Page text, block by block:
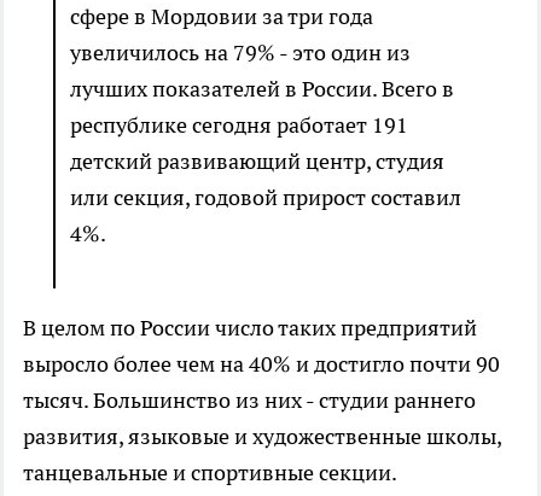
сфере в Мордовии за три года
увеличилось на 79% - это один из
лучших показателей в России. Всего в
республике сегодня работает 191
детский развивающий центр, студия
или секция, годовой прирост составил
4%.
В целом по России число таких предприятий
выросло более чем на 40% и достигло почти 90
тысяч. Большинство из них - студии раннего
развития, языковые и художественные школы,
танцевальные и спортивные секции.